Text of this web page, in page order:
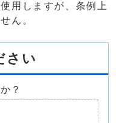
用しますが、条例上
ん。
さい
？